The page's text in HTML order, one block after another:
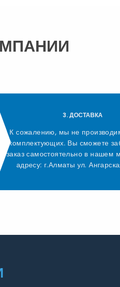
3. ДОСТАВКА
К сожалению, мы не
комплектующих. Вы сможете
заказ самостоятельно в нашем
адресу: г.Алматы ул.